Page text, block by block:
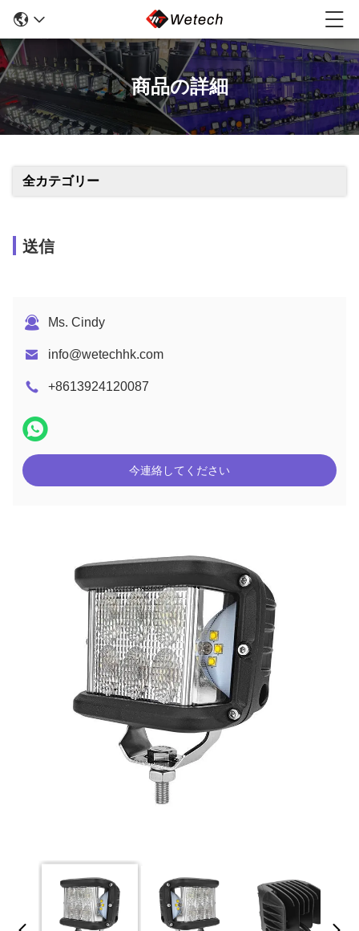
商品の詳細
全カテゴリー
送信
Ms. Cindy
info@wetechhk.com
+8613924120087
今連絡してください